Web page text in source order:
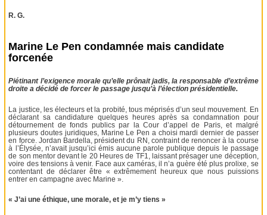
R. G.
Marine Le Pen condamnée mais candidate
forcenée
Piétinant l’exigence morale qu’elle prônait jadis, la responsable d’extrême
droite a décidé de forcer le passage jusqu’à l’élection présidentielle.
La justice, les électeurs et la probité, tous méprisés d’un seul mouvement. En
déclarant sa candidature quelques heures après sa condamnation pour
détournement de fonds publics par la Cour d’appel de Paris, et malgré
plusieurs doutes juridiques, Marine Le Pen a choisi mardi dernier de passer
en force. Jordan Bardella, président du RN, contraint de renoncer à la course
à l’Élysée, n’avait jusqu’ici émis aucune parole publique depuis le passage
de son mentor devant le 20 Heures de TF1, laissant présager une déception,
voire des tensions à venir. Face aux caméras, il n’a guère été plus prolixe, se
contentant de déclarer être « extrêmement heureux que nous puissions
entrer en campagne avec Marine ».
« J’ai une éthique, une morale, et je m’y tiens »